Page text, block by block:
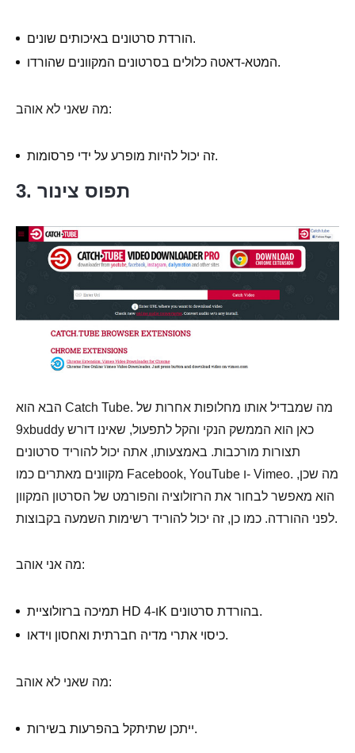
הורדת סרטונים באיכותים שונים.
המטא-דאטה כלולים בסרטונים המקוונים שהורדו.
מה שאני לא אוהב:
זה יכול להיות מופרע על ידי פרסומות.
3. תפוס צינור
הבא הוא Catch Tube. מה שמבדיל אותו מחלופות אחרות של
9xbuddy כאן הוא הממשק הנקי והקל לתפעול, שאינו דורש
תצורות מורכבות. באמצעותו, אתה יכול להוריד סרטונים
מקוונים מאתרים כמו Facebook, YouTube ו- Vimeo. מה שכן,
הוא מאפשר לבחור את הרזולוציה והפורמט של הסרטון המקוון
לפני ההורדה. כמו כן, זה יכול להוריד רשימות השמעה בקבוצות.
מה אני אוהב:
תמיכה ברזולוציית HD ו-4K בהורדת סרטונים.
כיסוי אתרי מדיה חברתית ואחסון וידאו.
מה שאני לא אוהב:
ייתכן שתיתקל בהפרעות בשירות.